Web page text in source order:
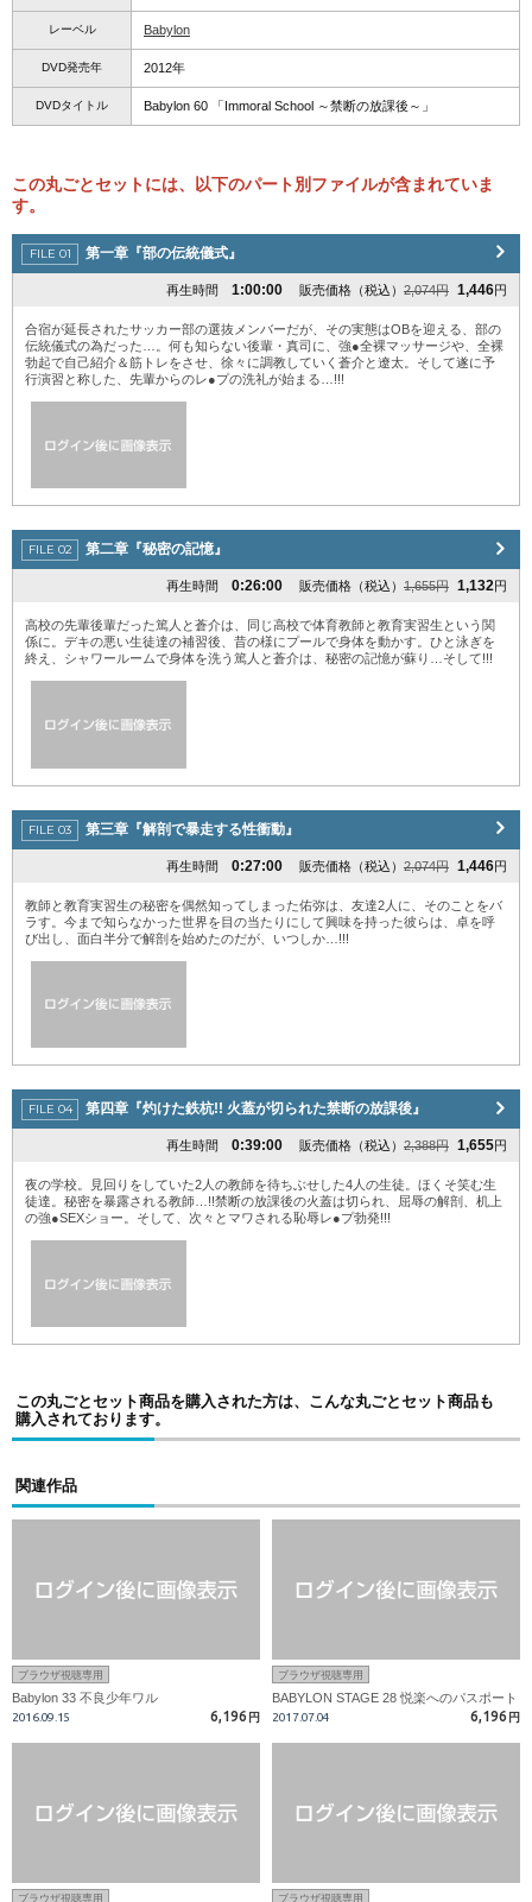
レーベル Babylon
DVD発売年 2012年
DVDタイトル Babylon 60 「Immoral School ～禁断の放課後～」
この丸ごとセットには、以下のパート別ファイルが含まれていま
す。
第一章『部の伝統儀式』
再生時間 1:00:00 販売価格（税込） 2,074円 1,446円
合宿が延長されたサッカー部の選抜メンバーだが、その実態はOBを迎える、部の
伝統儀式の為だった…。何も知らない後輩・真司に、強●全裸マッサージや、全裸
勃起で自己紹介＆筋トレをさせ、徐々に調教していく蒼介と遼太。そして遂に予
行演習と称した、先輩からのレ●プの洗礼が始まる…!!!
第二章『秘密の記憶』
再生時間 0:26:00 販売価格（税込） 1,655円 1,132円
高校の先輩後輩だった篤人と蒼介は、同じ高校で体育教師と教育実習生という関
係に。デキの悪い生徒達の補習後、昔の様にプールで身体を動かす。ひと泳ぎを
終え、シャワールームで身体を洗う篤人と蒼介は、秘密の記憶が蘇り…そして!!!
第三章『解剖で暴走する性衝動』
再生時間 0:27:00 販売価格（税込） 2,074円 1,446円
教師と教育実習生の秘密を偶然知ってしまった佑弥は、友達2人に、そのことをバ
ラす。今まで知らなかった世界を目の当たりにして興味を持った彼らは、卓を呼
び出し、面白半分で解剖を始めたのだが、いつしか…!!!
第四章『灼けた鉄杭!! 火蓋が切られた禁断の放課後』
再生時間 0:39:00 販売価格（税込） 2,388円 1,655円
夜の学校。見回りをしていた2人の教師を待ちぶせした4人の生徒。ほくそ笑む生
徒達。秘密を暴露される教師…!!禁断の放課後の火蓋は切られ、屈辱の解剖、机上
の強●SEXショー。そして、次々とマワされる恥辱レ●プ勃発!!!
この丸ごとセット商品を購入された方は、こんな丸ごとセット商品も
購入されております。
関連作品
ブラウザ視聴専用
Babylon 33 不良少年ワル
2016.09.15 6,196 円
ブラウザ視聴専用
BABYLON STAGE 28 悦楽へのパスポート
2017.07.04 6,196 円
ブラウザ視聴専用 ブラウザ視聴専用